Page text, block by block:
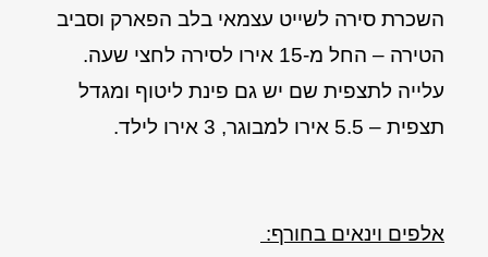
השכרת סירה לשייט עצמאי בלב הפארק וסביב
הטירה – החל מ-15 אירו לסירה לחצי שעה.
עלייה לתצפית שם יש גם פינת ליטוף ומגדל
תצפית – 5.5 אירו למבוגר, 3 אירו לילד.
אלפים וינאים בחורף: